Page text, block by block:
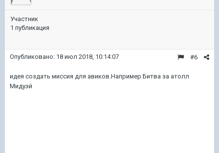
Участник
1 публикация
#6
Опубликовано: 18 июл 2018, 10:14:07
идея создать миссия для авиков.Например Битва за атолл
Мидуэй